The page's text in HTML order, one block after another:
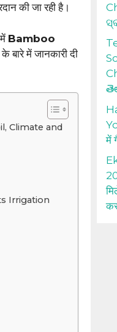
की जा रही है।
Bamboo
में जानकारी दी
Climate and
Irrigation
में